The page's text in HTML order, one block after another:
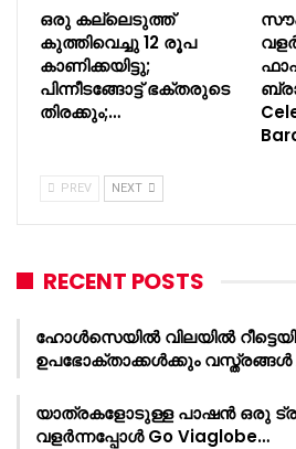
ഒരു കല്ലെടുത്ത്
കുത്തിവെച്ചു 12 രൂപ
കാണിക്കയിട്ടു;
പിന്നീടങ്ങോട്ട് ഭക്തരുടെ
തിരക്കും;…
PREV NEXT
RECENT POSTS
ഹോൾസെയിൽ വിലയിൽ
ഉപഭോക്താക്കൾക്കും വസ്ത്രങ്ങൾ
യാത്രകളോടുള്ള പാഷൻ ഒരു
വളർന്നപ്പോൾ Go Viaglobe…